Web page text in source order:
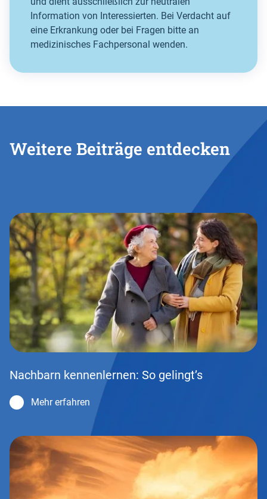
Information von Interessierten. Bei Verdacht auf
eine Erkrankung oder bei Fragen bitte an
medizinisches Fachpersonal wenden.
Weitere Beiträge entdecken
Nachbarn kennenlernen: So gelingt’s
Mehr erfahren